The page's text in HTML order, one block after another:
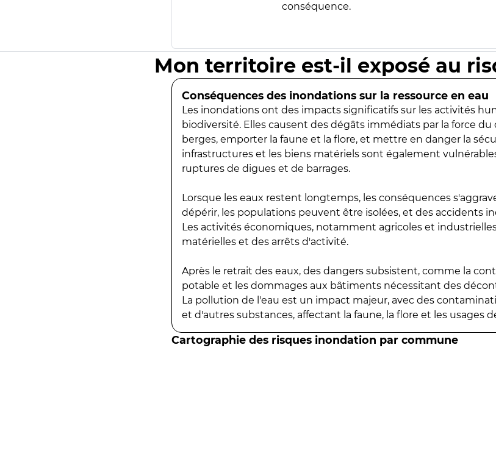
conséquence.
Mon territoire est-il exposé au
Conséquences des inondations sur la ressource en eau
Les inondations ont des impacts significatifs sur les activités
biodiversité. Elles causent des dégâts immédiats par la force
berges, emporter la faune et la flore, et mettre en danger la
infrastructures et les biens matériels sont également
ruptures de digues et de barrages.
Lorsque les eaux restent longtemps, les conséquences
dépérir, les populations peuvent être isolées, et des accidents
Les activités économiques, notamment agricoles et
matérielles et des arrêts d'activité.
Après le retrait des eaux, des dangers subsistent, comme la
potable et les dommages aux bâtiments nécessitant des
La pollution de l'eau est un impact majeur, avec des
et d'autres substances, affectant la faune, la flore et les usages
Cartographie des risques inondation par commune